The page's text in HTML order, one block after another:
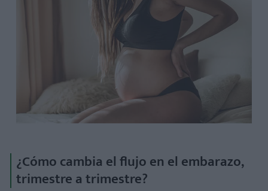
¿Cómo cambia el flujo en el embarazo,
trimestre a trimestre?